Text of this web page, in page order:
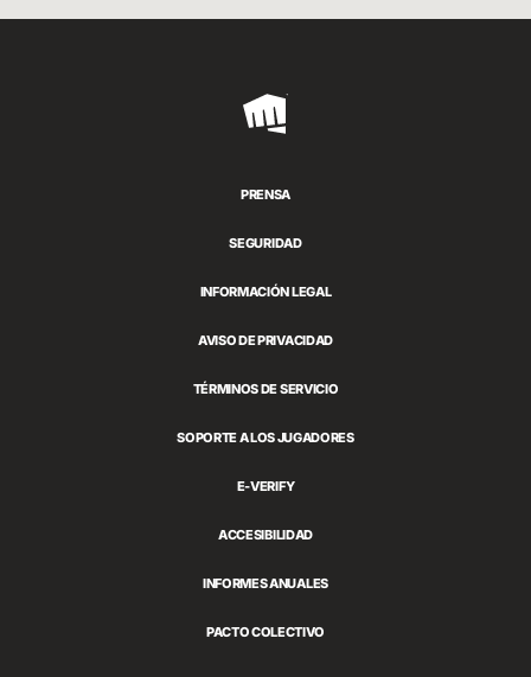
Riot
PRENSA
SEGURIDAD
INFORMACIÓN LEGAL
AVISO DE PRIVACIDAD
TÉRMINOS DE SERVICIO
SOPORTE A LOS JUGADORES
E-VERIFY
ACCESIBILIDAD
INFORMES ANUALES
PACTO COLECTIVO